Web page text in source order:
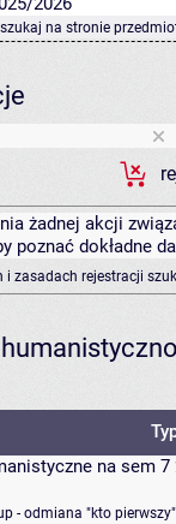
na stronie
żadnej akcji
poznać dokładne
i zasadach rejestracji
na sem
- odmiana "kto pierwszy"